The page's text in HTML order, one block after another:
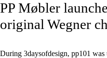
PP Møbler
original Wegner
During 3daysofdesign, pp101